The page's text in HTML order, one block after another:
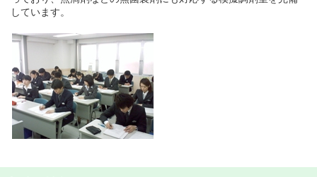
しています。